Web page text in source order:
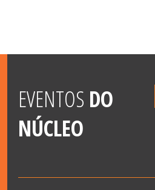
EVENTOS DO
NÚCLEO